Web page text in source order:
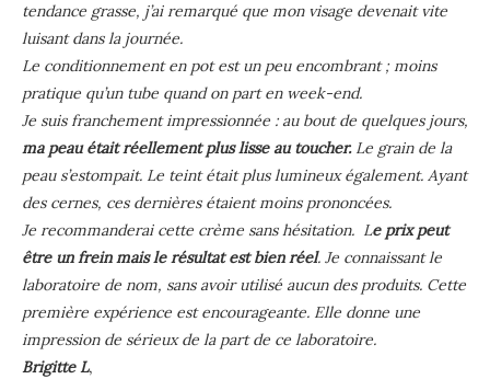
tendance grasse, j’ai remarqué que mon visage devenait vite
luisant dans la journée.
Le conditionnement en pot est un peu encombrant ; moins
pratique qu’un tube quand on part en week-end.
Je suis franchement impressionnée : au bout de quelques jours,
ma peau était réellement plus lisse au toucher.Le grain de la
peau s’estompait. Le teint était plus lumineux également. Ayant
des cernes, ces dernières étaient moins prononcées.
Je recommanderai cette crème sans hésitation. Le prix peut
être un frein mais le résultat est bien réel. Je connaissant le
laboratoire de nom, sans avoir utilisé aucun des produits. Cette
première expérience est encourageante. Elle donne une
impression de sérieux de la part de ce laboratoire.
Brigitte L,